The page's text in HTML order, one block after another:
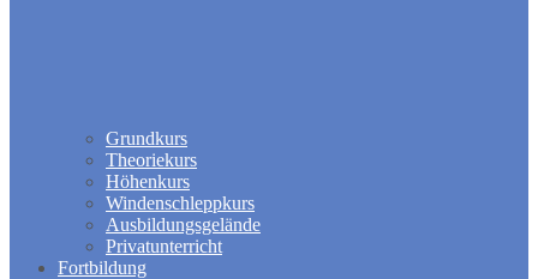
Grundkurs
Theoriekurs
Höhenkurs
Windenschleppkurs
Ausbildungsgelände
Privatunterricht
Fortbildung